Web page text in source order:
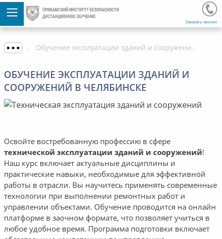
Заказать звонок
Обучение эксплуатации зданий и сооружений в Челябинске
ОБУЧЕНИЕ ЭКСПЛУАТАЦИИ ЗДАНИЙ И
СООРУЖЕНИЙ В ЧЕЛЯБИНСКЕ
Освойте востребованную профессию в сфере
технической эксплуатации зданий и сооружений!
Наш курс включает актуальные дисциплины и
практические навыки, необходимые для эффективной
работы в отрасли. Вы научитесь применять современные
технологии при выполнении ремонтных работ и
управлении объектами. Обучение проводится на онлайн
платформе в заочном формате, что позволяет учиться в
любое удобное время. Программа подготовки включает